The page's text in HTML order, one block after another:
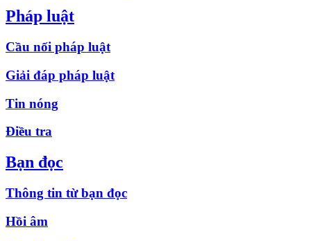
Pháp luật
Cầu nối pháp luật
Giải đáp pháp luật
Tin nóng
Điều tra
Bạn đọc
Thông tin từ bạn đọc
Hồi âm